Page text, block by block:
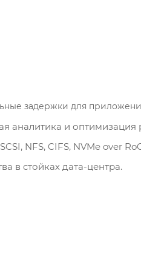
задержки для
аналитика и
NFS, CIFS, NVMe over
в стойках дата-центра.